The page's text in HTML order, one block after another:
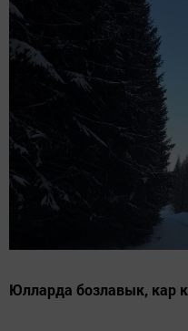
Юлларда бозлавык, кар